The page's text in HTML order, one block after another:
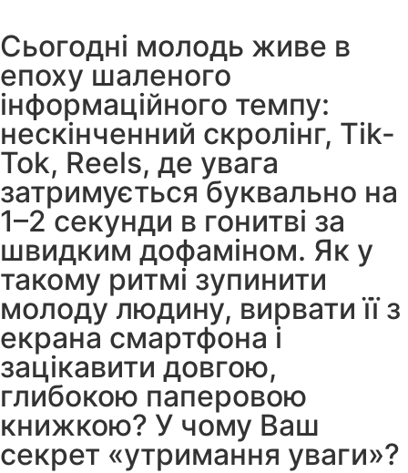
Сьогодні молодь живе в
епоху шаленого
інформаційного темпу:
нескінченний скролінг, Tik-
Tok, Reels, де увага
затримується буквально на
1–2 секунди в гонитві за
швидким дофаміном. Як у
такому ритмі зупинити
молоду людину, вирвати її з
екрана смартфона і
зацікавити довгою,
глибокою паперовою
книжкою? У чому Ваш
секрет «утримання уваги»?